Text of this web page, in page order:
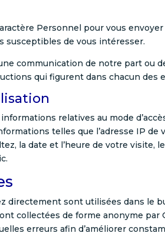
Personnel pour vous
susceptibles de vous intéresser.
communication de notre part ou
qui figurent dans chacun des
relatives au mode
telles que l’adresse IP
la date et l’heure de votre
directement sont utilisées dans le
collectées de forme anonyme
erreurs afin d’améliorer